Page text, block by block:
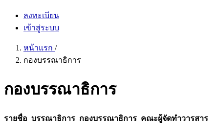
ลงทะเบียน
เข้าสู่ระบบ
หน้าแรก /
กองบรรณาธิการ
กองบรรณาธิการ
รายชื่อ บรรณาธิการ กองบรรณาธิการ คณะผู้จัดทำวารสาร